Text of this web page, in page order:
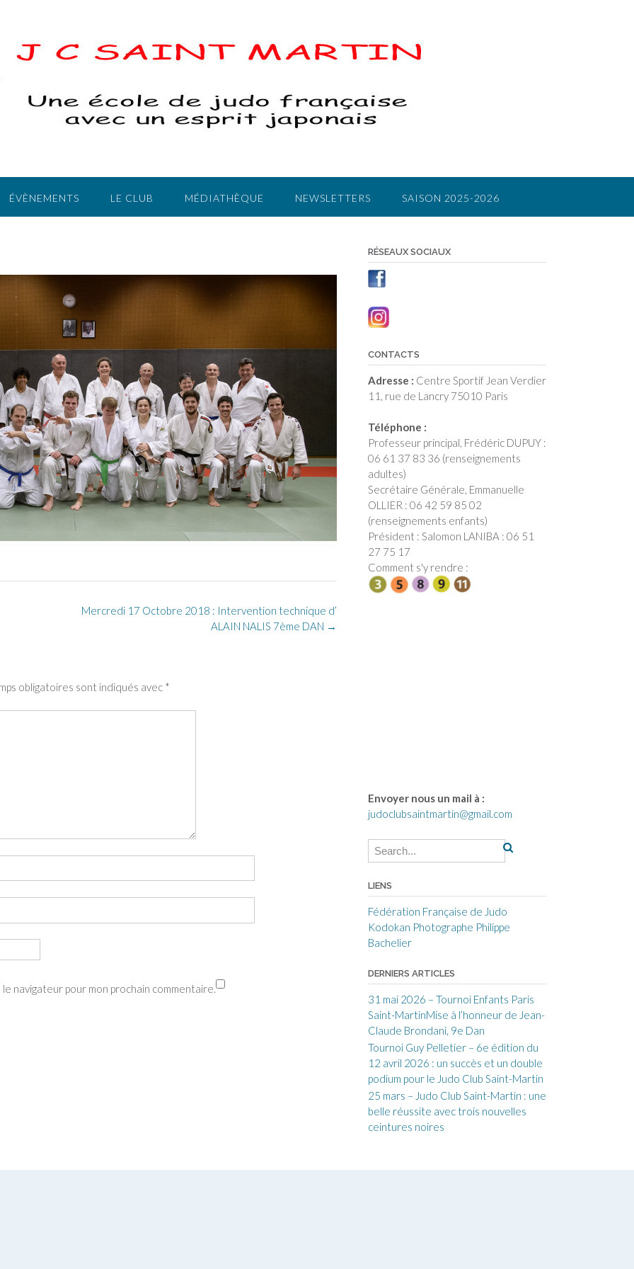
ÉVÈNEMENTS LE CLUB MÉDIATHÈQUE NEWSLETTERS SAISON 2025-2026
Mercredi 17 Octobre 2018 : Intervention technique d’
ALAIN NALIS 7ème DAN →
obligatoires sont indiqués avec *
navigateur pour mon prochain commentaire.
RÉSEAUX SOCIAUX
CONTACTS
Adresse : Centre Sportif Jean Verdier
11, rue de Lancry 75010 Paris
Téléphone :
Professeur principal, Frédéric DUPUY :
06 61 37 83 36 (renseignements
adultes)
Secrétaire Générale, Emmanuelle
OLLIER : 06 42 59 85 02
(renseignements enfants)
Président : Salomon LANIBA : 06 51
27 75 17
Comment s'y rendre :
Envoyer nous un mail à :
judoclubsaintmartin@gmail.com
LIENS
Fédération Française de Judo
Kodokan Photographe Philippe
Bachelier
DERNIERS ARTICLES
31 mai 2026 – Tournoi Enfants Paris
Saint-MartinMise à l’honneur de Jean-
Claude Brondani, 9e Dan
Tournoi Guy Pelletier – 6e édition du
12 avril 2026 : un succès et un double
podium pour le Judo Club Saint-Martin
25 mars – Judo Club Saint-Martin : une
belle réussite avec trois nouvelles
ceintures noires